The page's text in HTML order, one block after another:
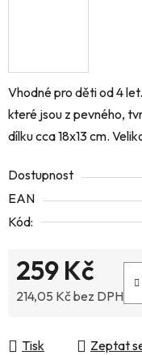
Vhodné pro děti od 4
které jsou z pevného,
dílku cca 18x13 cm.
Dostupnost
EAN
Kód:
259 Kč
214,05 Kč bez DPH
Tisk Zeptat